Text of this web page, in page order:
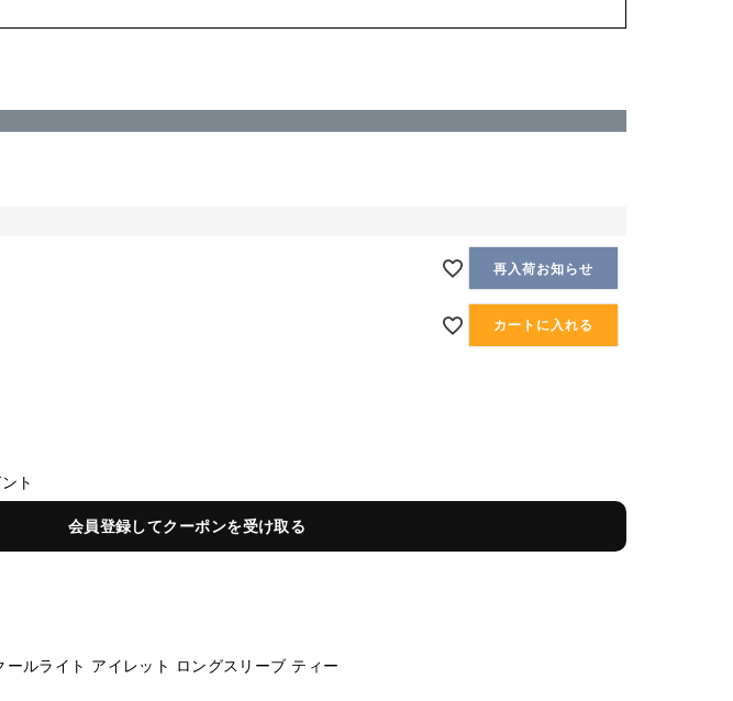
再入荷お知らせ
カートに入れる
ト
会員登録してクーポンを受け取る
ルライト アイレット ロングスリーブ ティー